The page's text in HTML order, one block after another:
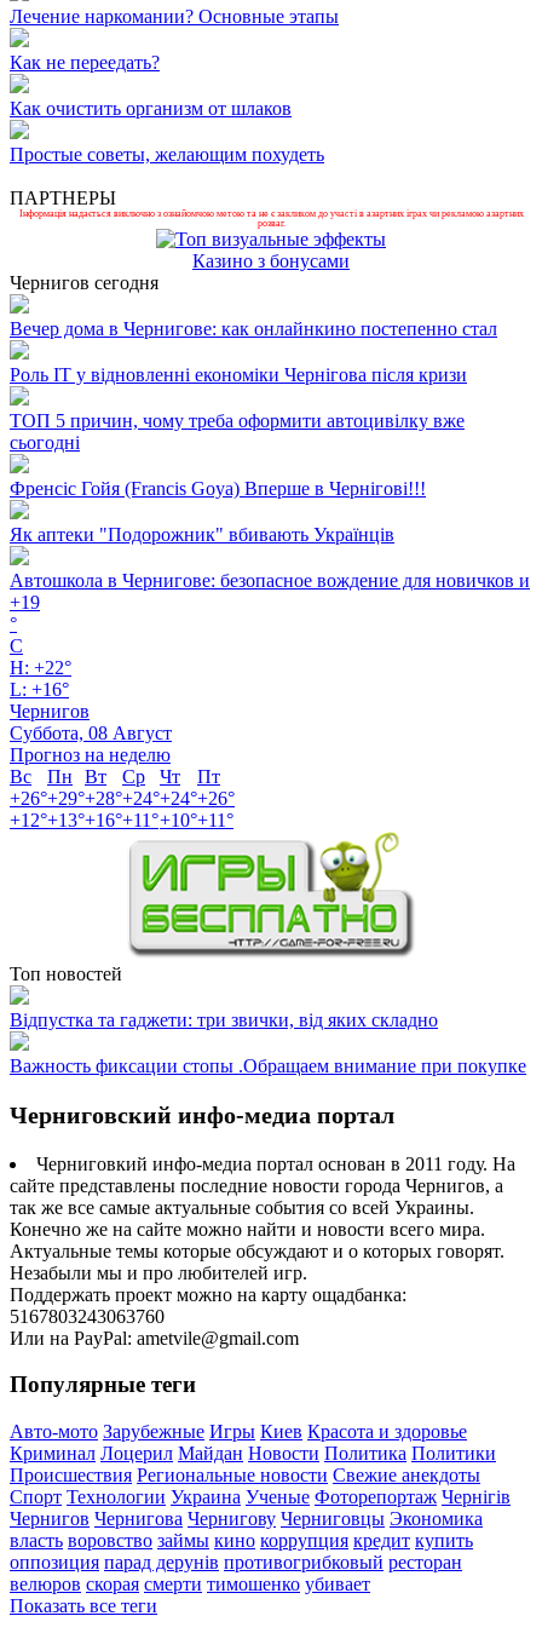
Лечение наркомании? Основные этапы
Как не переедать?
Как очистить организм от шлаков
Простые советы, желающим похудеть
ПАРТНЕРЫ
Інформація надається виключно з ознайомчою метою та не є закликом до участі в азартних іграх чи рекламою азартних
розваг.
Казино з бонусами
Чернигов сегодня
Вечер дома в Чернигове: как онлайнкино постепенно стал
Роль ІТ у відновленні економіки Чернігова після кризи
ТОП 5 причин, чому треба оформити автоцивілку вже
сьогодні
Френсіс Гойя (Francis Goya) Вперше в Чернігові!!!
Як аптеки "Подорожник" вбивають Українців
Автошкола в Чернигове: безопасное вождение для новичков и
+19
°
C
H: +22°
L: +16°
Чернигов
Суббота, 08 Август
Прогноз на неделю
Вс
Пн Вт Ср Чт
Пт
+26°+29°+28°+24°+24°+26°
+12°+13°+16°+11°+10°+11°
Топ новостей
Відпустка та гаджети: три звички, від яких складно
Важность фиксации стопы .Обращаем внимание при покупке
Черниговский инфо-медиа портал
Черниговкий инфо-медиа портал основан в 2011 году. На
сайте представлены последние новости города Чернигов, а
так же все самые актуальные события со всей Украины.
Конечно же на сайте можно найти и новости всего мира.
Актуальные темы которые обсуждают и о которых говорят.
Незабыли мы и про любителей игр.
Поддержать проект можно на карту ощадбанка:
5167803243063760
Или на PayPal: ametvile@gmail.com
Популярные теги
Авто-мото Зарубежные Игры Киев Красота и здоровье
Криминал Лоцерил Майдан Новости Политика Политики
Происшествия Региональные новости Свежие анекдоты
Спорт Технологии Украина Ученые Фоторепортаж Чернігів
Чернигов Чернигова Чернигову Черниговцы Экономика
власть воровство займы кино коррупция кредит купить
оппозиция парад дерунів противогрибковый ресторан
велюров скорая смерти тимошенко убивает
Показать все теги